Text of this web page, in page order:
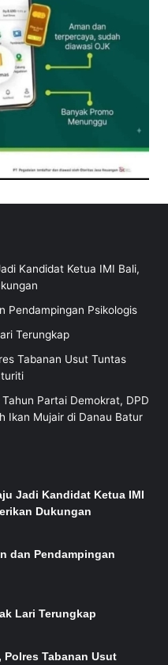
Kandidat Ketua IMI Bali,
Pendampingan Psikologis
Terungkap
Tabanan Usut Tuntas
Partai Demokrat, DPD
Ikan Mujair di Danau Batur
Jadi Kandidat Ketua IMI
Dukungan
dan Pendampingan
Lari Terungkap
Polres Tabanan Usut